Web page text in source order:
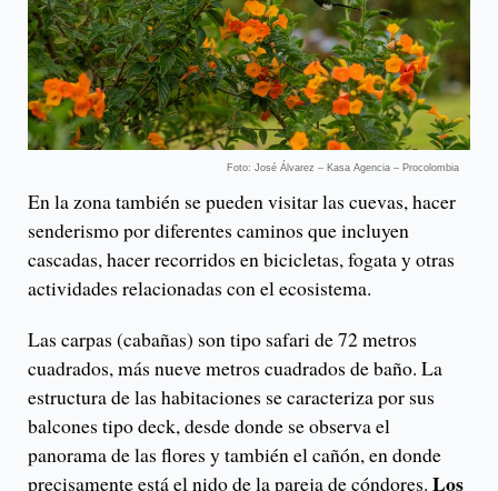
Foto: José Álvarez – Kasa Agencia – Procolombia
En la zona también se pueden visitar las cuevas, hacer
senderismo por diferentes caminos que incluyen
cascadas, hacer recorridos en bicicletas, fogata y otras
actividades relacionadas con el ecosistema.
Las carpas (cabañas) son tipo safari de 72 metros
cuadrados, más nueve metros cuadrados de baño. La
estructura de las habitaciones se caracteriza por sus
balcones tipo deck, desde donde se observa el
panorama de las flores y también el cañón, en donde
precisamente está el nido de la pareja de cóndores. Los